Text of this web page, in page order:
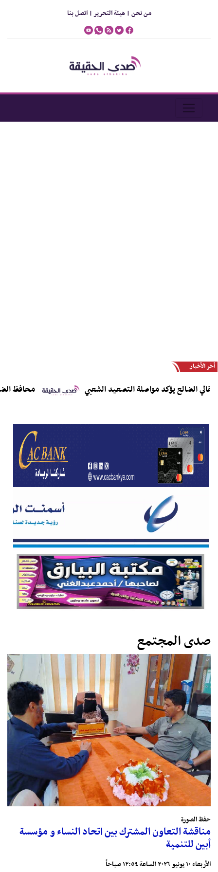
من نحن |هيئة التحرير |اتصل بنا
أخر الأخبار
يؤكد مواصلة التصعيد الشعبي محافظ الضالع
صدى المجتمع
حفظ الصورة
مناقشة التعاون المشترك بين اتحاد النساء و مؤسسة
أبين للتنمية
الأربعاء ١٠ يونيو ٢٠٢٦ الساعة ١٢:٥٤ صباحاً